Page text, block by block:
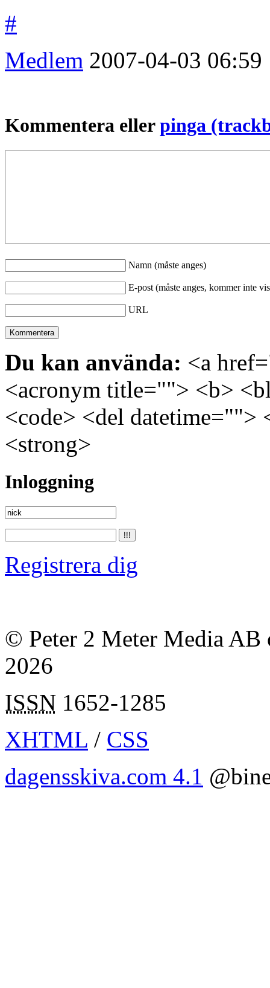
#
Medlem 2007-04-03 06:59
Kommentera ellerpinga
Namn (måste anges)
E-post (måste anges, kommer inte
URL
Du kan använda: <a
<acronym title=""> <b>
<code> <del
<strong>
Inloggning
Registrera dig
© Peter 2 Meter Media AB
2026
ISSN 1652-1285
XHTML / CSS
dagensskiva.com 4.1